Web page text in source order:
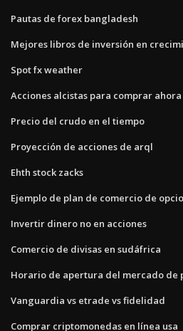
Pautas de forex bangladesh
Mejores libros de inversión en
Spot fx weather
Acciones alcistas para comprar ahora
Precio del crudo en el tiempo
Proyección de acciones de arql
Ehth stock zacks
Ejemplo de plan de comercio de
Invertir dinero no en acciones
Comercio de divisas en sudáfrica
Horario de apertura del mercado de
Vanguardia vs etrade vs fidelidad
Comprar criptomonedas en línea usa